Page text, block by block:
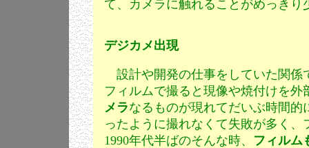
て、カメラに触れることがめっきり
デジカメ出現
設計や開発の仕事をしていた関
フィルムで撮ると現像や焼付けを
メラなるものが現れてだいぶ時間
ったように撮れなくて失敗が多く
1990年代半ばのそんな時、 フィルム